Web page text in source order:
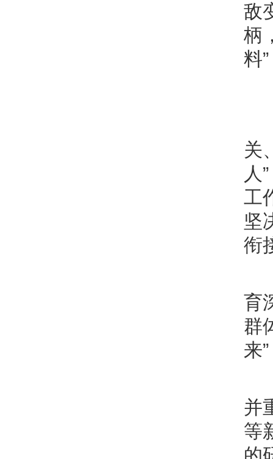
敌
柄
料
关
人
工
坚
衔
育
群
来
并
等